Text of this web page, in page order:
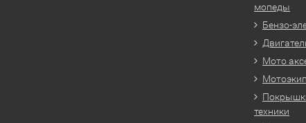
мопеды
Бензо-
Мото
техники